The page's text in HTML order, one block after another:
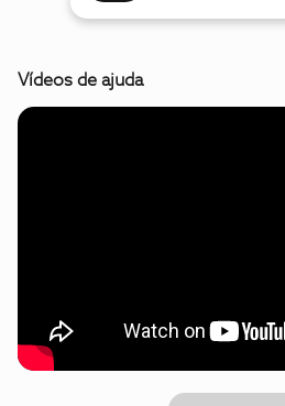
Vídeos de ajuda